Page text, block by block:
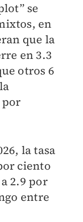
se
en
que la
en 3.3
otros 6
por
la tasa
ciento
2.9 por
entre